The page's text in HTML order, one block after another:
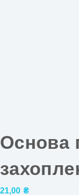
Основа
21,00 ₴